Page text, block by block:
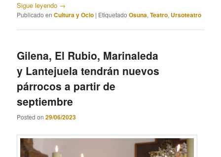
Sigue leyendo →
Publicado en Cultura y Ocio | Etiquetado Osuna,Teatro, Ursoteatro
Gilena, El Rubio, Marinaleda
y Lantejuela tendrán nuevos
párrocos a partir de
septiembre
Posted on29/06/2023